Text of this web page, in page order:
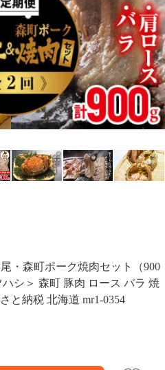
・森町ポーク焼肉セット（900
シ＞ 森町 豚肉 ロース バラ 焼
と納税 北海道 mr1-0354